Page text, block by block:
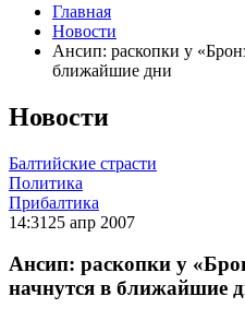
Главная
Новости
Ансип: раскопки у
ближайшие дни
Новости
Балтийские страсти
Политика
Прибалтика
14:31 25 апр 2007
Ансип: раскопки у
начнутся в ближайшие